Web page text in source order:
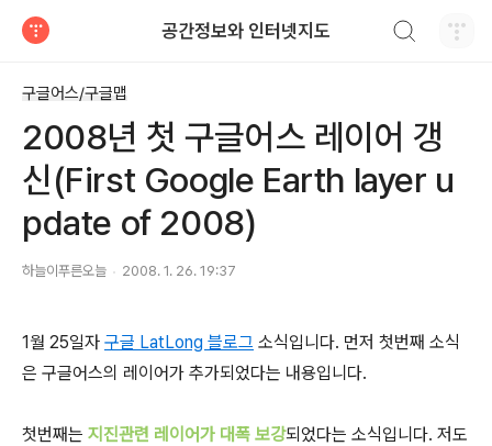
공간정보와 인터넷지도
구글어스/구글맵
2008년 첫 구글어스 레이어 갱
신(First Google Earth layer u
pdate of 2008)
하늘이푸른오늘 2008. 1. 26. 19:37
1월 25일자 구글 LatLong 블로그 소식입니다. 먼저 첫번째 소식
은 구글어스의 레이어가 추가되었다는 내용입니다.
첫번째는 지진관련 레이어가 대폭 보강되었다는 소식입니다. 저도